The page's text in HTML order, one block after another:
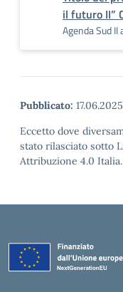
il futuro II”
Agenda Sud
Pubblicato: 17.06.2025
Eccetto dove
stato rilasciato sotto
Attribuzione 4.0 Italia.